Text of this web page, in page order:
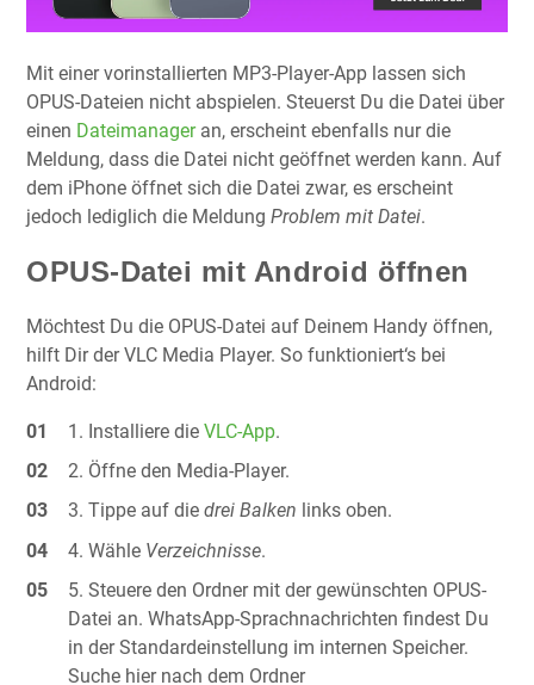
Mit einer vorinstallierten MP3-Player-App lassen sich
OPUS-Dateien nicht abspielen. Steuerst Du die Datei über
einen Dateimanageran, erscheint ebenfalls nur die
Meldung, dass die Datei nicht geöffnet werden kann. Auf
dem iPhone öffnet sich die Datei zwar, es erscheint
jedoch lediglich die Meldung Problem mit Datei.
OPUS-Datei mit Android öffnen
Möchtest Du die OPUS-Datei auf Deinem Handy öffnen,
hilft Dir der VLC Media Player. So funktioniert‘s bei
Android:
Installiere dieVLC-App.
Öffne den Media-Player.
Tippe auf diedrei Balken links oben.
Wähle Verzeichnisse.
Steuere den Ordner mit der gewünschten OPUS-
Datei an. WhatsApp-Sprachnachrichten findest Du
in der Standardeinstellung im internen Speicher.
Suche hier nach dem Ordner